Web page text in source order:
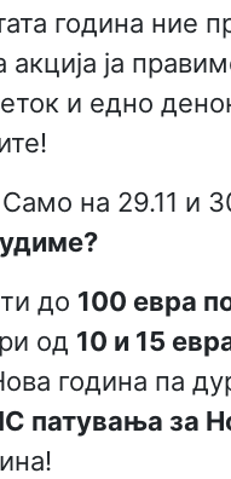
година ние
акција ја
и едно
Само на 29.11 и
до 100 евра
од 10 и 15
година па
патувања за